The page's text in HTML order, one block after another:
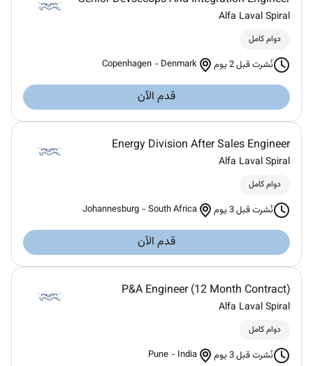
Alfa Laval Spiral
دوام كامل
نُشرت قبل 2 يوم Copenhagen - Denmark
قدم الآن
Energy Division After Sales Engineer
Alfa Laval Spiral
دوام كامل
نُشرت قبل 3 يوم Johannesburg -South Africa
قدم الآن
P&A Engineer (12 Month Contract)
Alfa Laval Spiral
دوام كامل
نُشرت قبل 3 يوم Pune - India